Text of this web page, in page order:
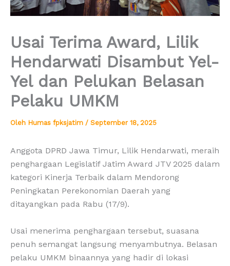
Usai Terima Award, Lilik
Hendarwati Disambut Yel-
Yel dan Pelukan Belasan
Pelaku UMKM
Oleh Humas fpksjatim / September 18, 2025
Anggota DPRD Jawa Timur, Lilik Hendarwati, meraih
penghargaan Legislatif Jatim Award JTV 2025 dalam
kategori Kinerja Terbaik dalam Mendorong
Peningkatan Perekonomian Daerah yang
ditayangkan pada Rabu (17/9).
Usai menerima penghargaan tersebut, suasana
penuh semangat langsung menyambutnya. Belasan
pelaku UMKM binaannya yang hadir di lokasi